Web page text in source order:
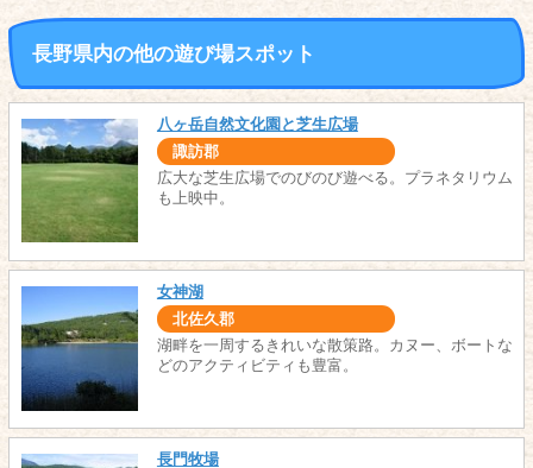
長野県内の他の遊び場スポット
八ヶ岳自然文化園と芝生広場
諏訪郡
広大な芝生広場でのびのび遊べる。プラネタリウム
も上映中。
女神湖
北佐久郡
湖畔を一周するきれいな散策路。カヌー、ボートな
どのアクティビティも豊富。
長門牧場